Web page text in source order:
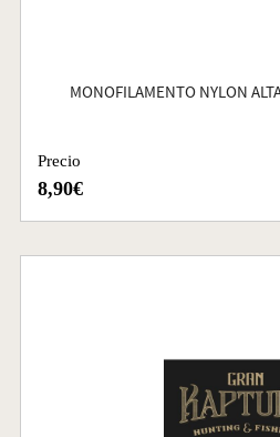
MONOFILAMENTO NYLON
Precio
8,90€